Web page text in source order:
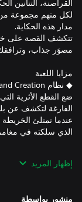
لكل منهم مجموعة من
تتكشف القصة على
ضع القطع الأثرية
عندما تمتلئ الخريطة
إظهار المزيد
منشور بواسطة